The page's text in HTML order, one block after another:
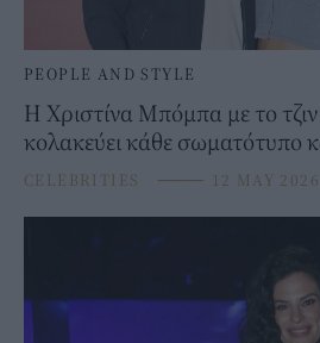
PEOPLE AND STYLE
Η Χριστίνα Μπόμπα με το
κολακεύει κάθε σωματότυπο
CELEBRITIES ⸻ 12 MAY 2026